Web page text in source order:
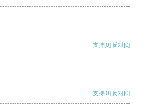
支持[0] 反对[0]
支持[0] 反对[0]